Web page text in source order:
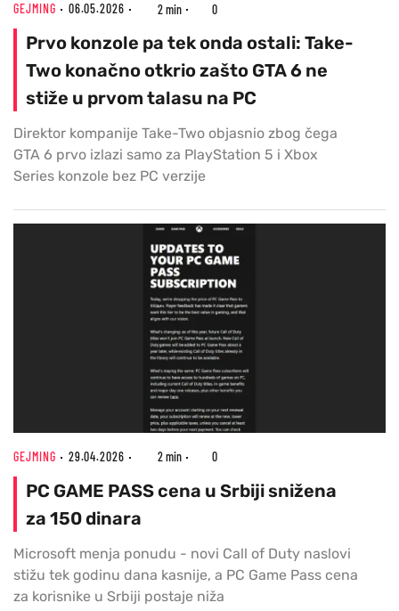
GEJMING 06.05.2026 2 min 0
Prvo konzole pa tek onda ostali: Take-
Two konačno otkrio zašto GTA 6 ne
stiže u prvom talasu na PC
Direktor kompanije Take-Two objasnio zbog čega
GTA 6 prvo izlazi samo za PlayStation 5 i Xbox
Series konzole bez PC verzije
GEJMING 29.04.2026 2 min 0
PC GAME PASS cena u Srbiji snižena
za 150 dinara
Microsoft menja ponudu - novi Call of Duty naslovi
stižu tek godinu dana kasnije, a PC Game Pass cena
za korisnike u Srbiji postaje niža